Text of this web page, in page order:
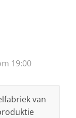
19:00
van